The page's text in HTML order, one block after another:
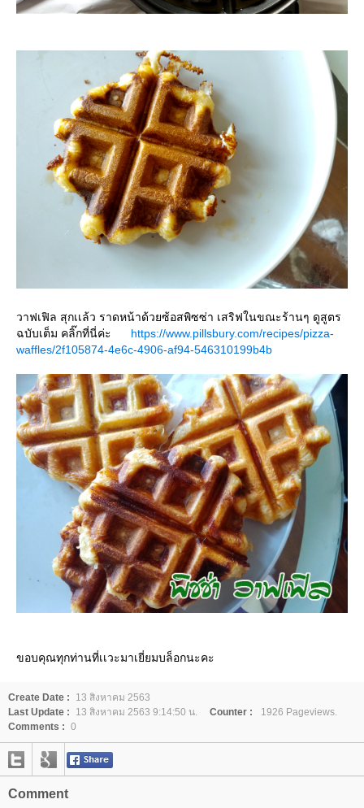
วาฟเฟิล สุกเเล้ว ราดหน้าด้วยซ้อสพิซซ่า เสริฟในขณะร้านๆ ดูสูตร
ฉบับเต็ม คลิ๊กที่นี่ค่ะ https://www.pillsbury.com/recipes/pizza-
waffles/2f105874-4e6c-4906-af94-546310199b4b
ขอบคุณทุกท่านที่เเวะมาเยี่ยมบล็อกนะคะ
Create Date :
13 สิงหาคม 2563
Last Update :
13 สิงหาคม 2563 9:14:50 น. Counter :
1926 Pageviews.
Comments : 0
Comment